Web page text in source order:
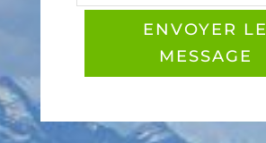
ENVOYER LE
MESSAGE